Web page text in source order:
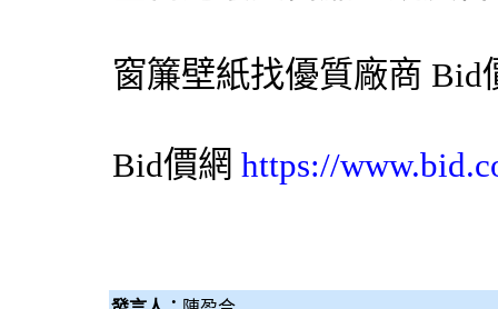
窗簾壁紙找優質廠商 Bid
Bid價網 https://